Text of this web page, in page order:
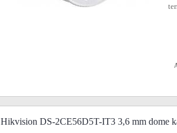
Hikvision DS-2CE56D5T-IT3 3,6 mm dome